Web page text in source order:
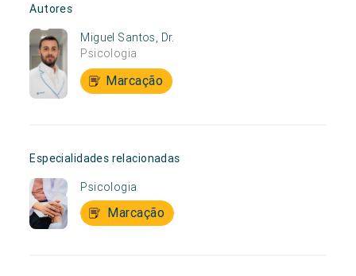
Autores
Miguel Santos, Dr.
Psicologia
Marcação
Especialidades relacionadas
Psicologia
Marcação